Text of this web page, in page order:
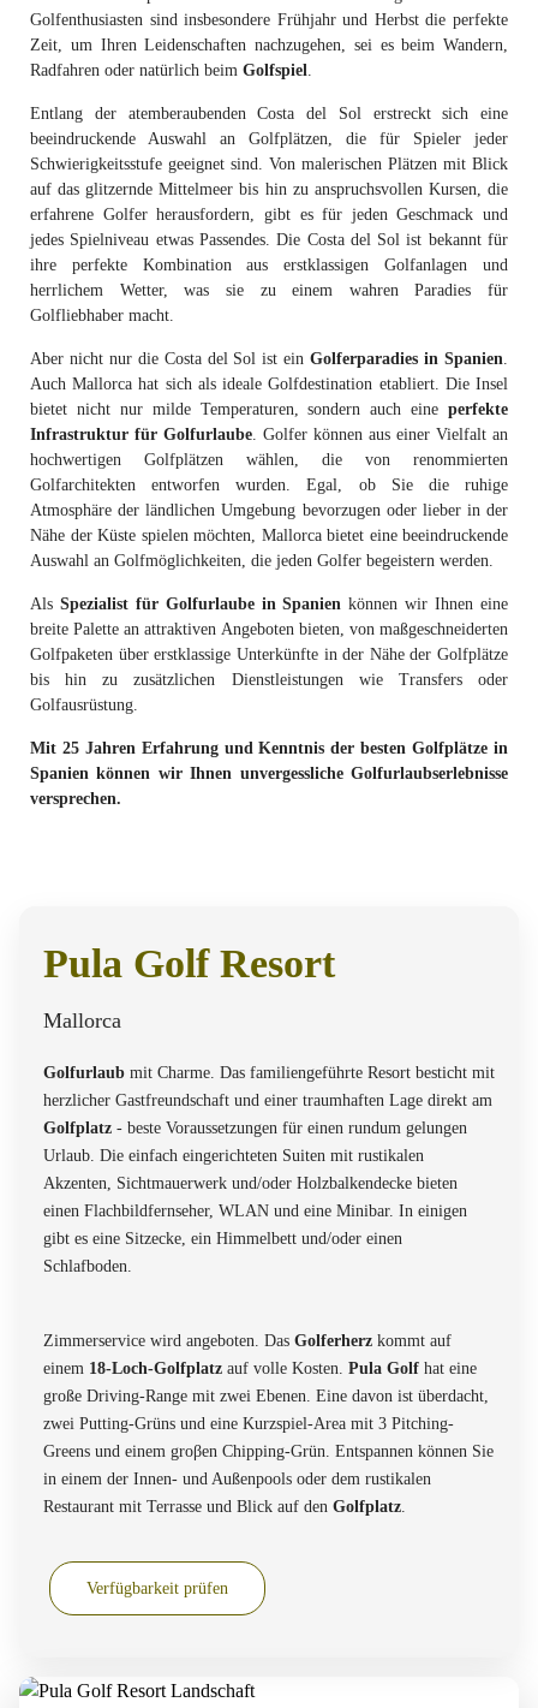
Golfenthusiasten sind insbesondere Frühjahr und Herbst die perfekte
Zeit, um Ihren Leidenschaften nachzugehen, sei es beim Wandern,
Radfahren oder natürlich beim Golfspiel
Entlang der atemberaubenden Costa del Sol erstreckt sich eine
beeindruckende Auswahl an Golfplätzen, die für Spieler jeder
Schwierigkeitsstufe geeignet sind. Von malerischen Plätzen mit Blick
auf das glitzernde Mittelmeer bis hin zu anspruchsvollen Kursen, die
erfahrene Golfer herausfordern, gibt es für jeden Geschmack und
jedes Spielniveau etwas Passendes. Die Costa del Sol ist bekannt für
ihre perfekte Kombination aus erstklassigen Golfanlagen und
herrlichem Wetter, was sie zu einem wahren Paradies für
Golfliebhaber macht.
Aber nicht nur die Costa del Sol ist einGolferparadies in Spanien
Auch Mallorca hat sich als ideale Golfdestination etabliert. Die Insel
bietet nicht nur milde Temperaturen, sondern auch eine perfekte
Infrastruktur für Golfurlaube . Golfer können aus einer Vielfalt an
hochwertigen Golfplätzen wählen, die von renommierten
Golfarchitekten entworfen wurden. Egal, ob Sie die ruhige
Atmosphäre der ländlichen Umgebung bevorzugen oder lieber in der
Nähe der Küste spielen möchten, Mallorca bietet eine beeindruckende
Auswahl an Golfmöglichkeiten, die jeden Golfer begeistern werden.
Als Spezialist für Golfurlaube in Spanien können wir Ihnen eine
breite Palette an attraktiven Angeboten bieten, von maßgeschneiderten
Golfpaketen über erstklassige Unterkünfte in der Nähe der Golfplätze
bis hin zu zusätzlichen Dienstleistungen wie Transfers oder
Golfausrüstung.
Mit 25 Jahren Erfahrung und Kenntnis der besten Golfplätze in
Spanien können wir Ihnen unvergessliche Golfurlaubserlebnisse
versprechen.
Pula Golf Resort
Mallorca
Golfurlaub mit Charme. Das familiengeführte Resort besticht mit
herzlicher Gastfreundschaft und einer traumhaften Lage direkt am
Golfplatz - beste Voraussetzungen für einen rundum gelungen
Urlaub. Die einfach eingerichteten Suiten mit rustikalen
Akzenten, Sichtmauerwerk und/oder Holzbalkendecke bieten
einen Flachbildfernseher, WLAN und eine Minibar. In einigen
gibt es eine Sitzecke, ein Himmelbett und/oder einen
Schlafboden.
Zimmerservice wird angeboten. Das Golferherz kommt auf
einem 18-Loch-Golfplatz auf volle Kosten. Pula Golf hat eine
große Driving-Range mit zwei Ebenen. Eine davon ist überdacht,
zwei Putting-Grüns und eine Kurzspiel-Area mit 3 Pitching-
Greens und einem groβen Chipping-Grün. Entspannen können Sie
in einem der Innen- und Außenpools oder dem rustikalen
Restaurant mit Terrasse und Blick auf den Golfplatz
Verfügbarkeit prüfen